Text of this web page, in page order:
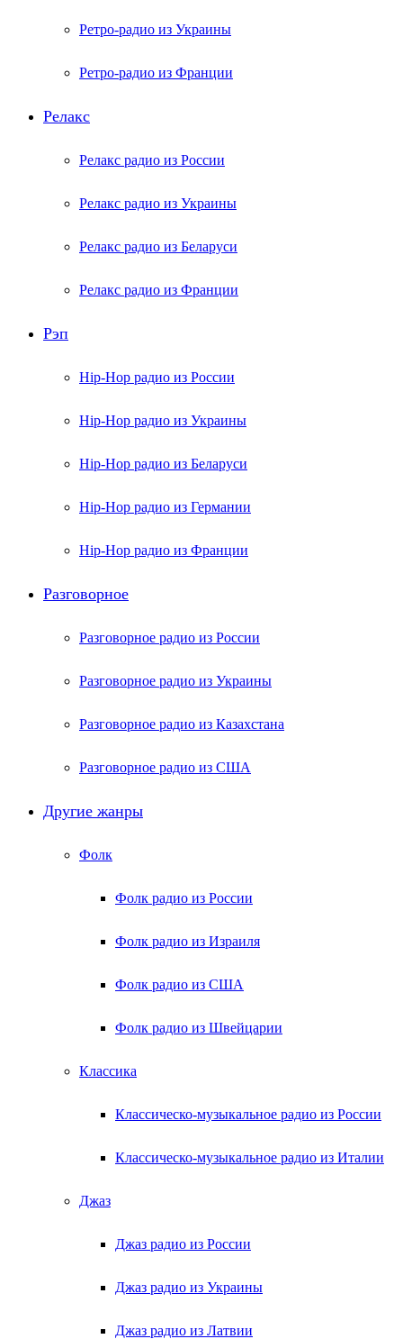
Ретро-радио из Украины
Ретро-радио из Франции
Релакс
Релакс радио из России
Релакс радио из Украины
Релакс радио из Беларуси
Релакс радио из Франции
Рэп
Hip-Hop радио из России
Hip-Hop радио из Украины
Hip-Hop радио из Беларуси
Hip-Hop радио из Германии
Hip-Hop радио из Франции
Разговорное
Разговорное радио из России
Разговорное радио из Украины
Разговорное радио из Казахстана
Разговорное радио из США
Другие жанры
Фолк
Фолк радио из России
Фолк радио из Израиля
Фолк радио из США
Фолк радио из Швейцарии
Классика
Классическо-музыкальное радио из России
Классическо-музыкальное радио из Италии
Джаз
Джаз радио из России
Джаз радио из Украины
Джаз радио из Латвии